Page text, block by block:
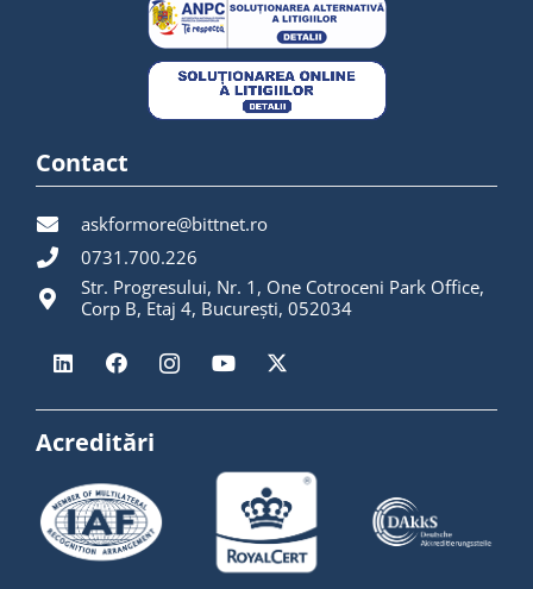
Contact
askformore@bittnet.ro
0731.700.226
Str. Progresului, Nr. 1, One Cotroceni Park Office,
Corp B, Etaj 4, București, 052034
Acreditări